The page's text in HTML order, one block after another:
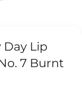
Day Lip
7 Burnt